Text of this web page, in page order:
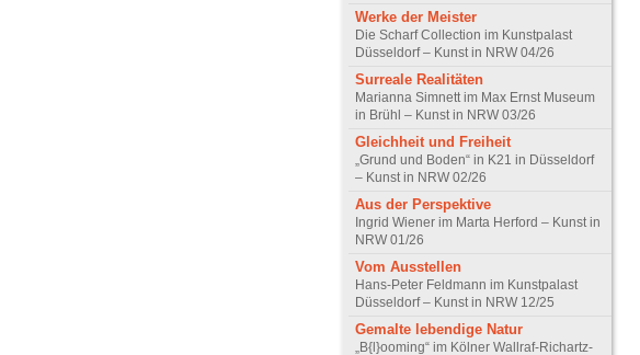
Werke der Meister
Die Scharf Collection im Kunstpalast
Düsseldorf – Kunst in NRW 04/26
Surreale Realitäten
Marianna Simnett im Max Ernst Museum
in Brühl – Kunst in NRW 03/26
Gleichheit und Freiheit
„Grund und Boden“ in K21 in Düsseldorf
– Kunst in NRW 02/26
Aus der Perspektive
Ingrid Wiener im Marta Herford – Kunst in
NRW 01/26
Vom Ausstellen
Hans-Peter Feldmann im Kunstpalast
Düsseldorf – Kunst in NRW 12/25
Gemalte lebendige Natur
„B{l}ooming“ im Kölner Wallraf-Richartz-